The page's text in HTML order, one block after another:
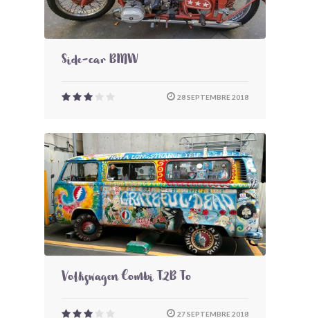
Side-car BMW
28 SEPTEMBRE 2018
Volkswagen Combi T2B To
27 SEPTEMBRE 2018